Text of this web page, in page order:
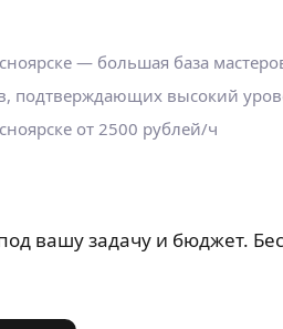
— большая база
подтверждающих высокий
от 2500 рублей/ч
вашу задачу и бюджет.